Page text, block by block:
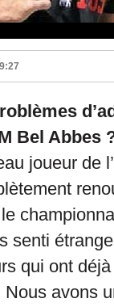
Bel Abbes
joueur de
senti
qui ont
avons